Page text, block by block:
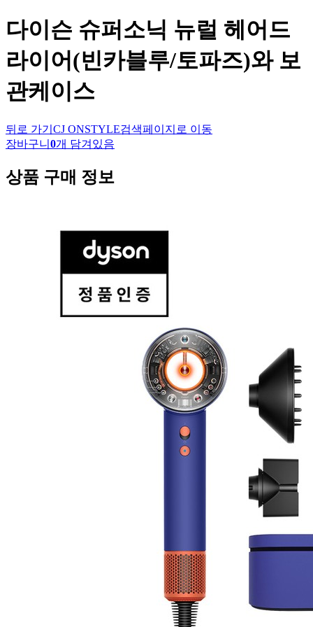
다이슨 슈퍼소닉 뉴럴 헤어드
라이어(빈카블루/토파즈)와 보
관케이스
뒤로 가기 CJ ONSTYLE검색페이지로 이동
장바구니 0개 담겨있음
상품 구매 정보